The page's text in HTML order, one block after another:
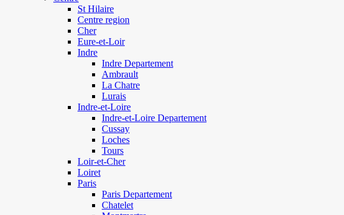
St Hilaire
Centre region
Cher
Eure-et-Loir
Indre
Indre Departement
Ambrault
La Chatre
Lurais
Indre-et-Loire
Indre-et-Loire Departement
Cussay
Loches
Tours
Loir-et-Cher
Loiret
Paris
Paris Departement
Chatelet